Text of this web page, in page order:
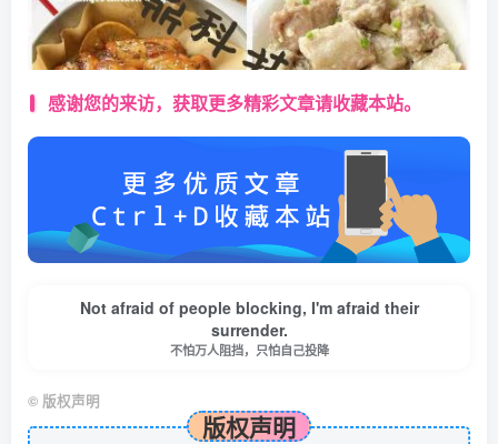
感谢您的来访，获取更多精彩文章请收藏本站。
Not afraid of people blocking, I'm afraid their
surrender.
不怕万人阻挡，只怕自己投降
© 版权声明
版权声明